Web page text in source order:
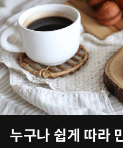
누구나 쉽게 따라